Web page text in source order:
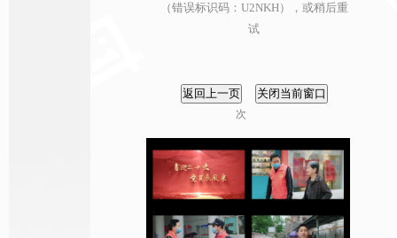
（错误标识码：U2NKH），或稍后重
试
次